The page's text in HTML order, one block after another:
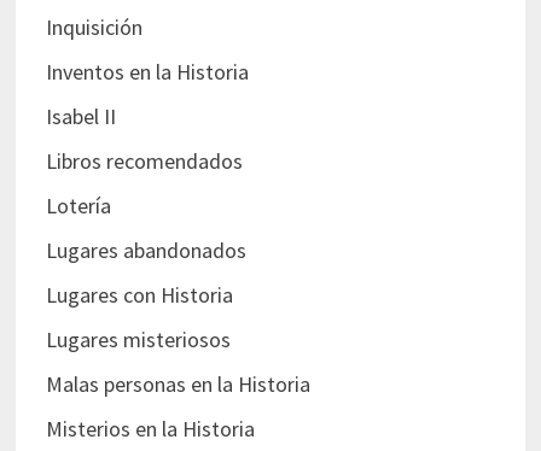
Inquisición
Inventos en la Historia
Isabel II
Libros recomendados
Lotería
Lugares abandonados
Lugares con Historia
Lugares misteriosos
Malas personas en la Historia
Misterios en la Historia